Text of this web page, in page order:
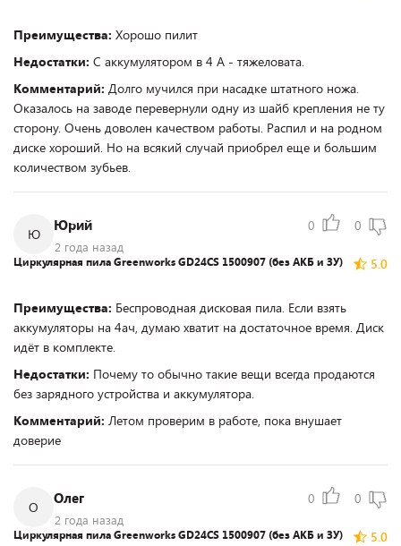
Преимущества: Хорошо пилит
Недостатки: С аккумулятором в 4 А - тяжеловата.
Комментарий: Долго мучился при насадке штатного ножа.
Оказалось на заводе перевернули одну из шайб крепления не ту
сторону. Очень доволен качеством работы. Распил и на родном
диске хороший. Но на всякий случай приобрел еще и большим
количеством зубьев.
Ю
Юрий
2 года назад
0 0
5.0
Циркулярная пила Greenworks GD24CS 1500907 (без АКБ и ЗУ)
Преимущества: Беспроводная дисковая пила. Если взять
аккумуляторы на 4ач, думаю хватит на достаточное время. Диск
идёт в комплекте.
Недостатки: Почему то обычно такие вещи всегда продаются
без зарядного устройства и аккумулятора.
Комментарий: Летом проверим в работе, пока внушает
доверие
О
Олег
2 года назад
0 0
5.0
Циркулярная пила Greenworks GD24CS 1500907 (без АКБ и ЗУ)